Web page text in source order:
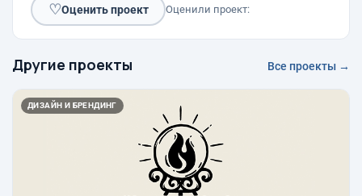
♡Оценить проект Оценили проект:
Другие проекты Все проекты →
ДИЗАЙН И БРЕНДИНГ